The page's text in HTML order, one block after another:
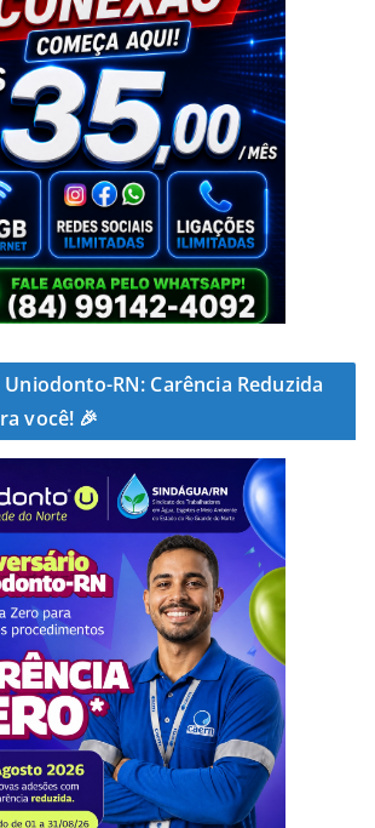
RN: Carência Reduzida
você! 🎉